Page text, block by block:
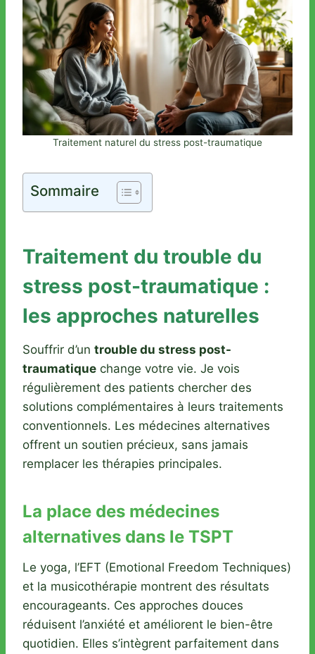
Traitement naturel du stress post-traumatique
Sommaire
Traitement du trouble du
stress post-traumatique :
les approches naturelles
Souffrir d’un trouble du stress post-
traumatique change votre vie. Je vois
régulièrement des patients chercher des
solutions complémentaires à leurs traitements
conventionnels. Les médecines alternatives
offrent un soutien précieux, sans jamais
remplacer les thérapies principales.
La place des médecines
alternatives dans le TSPT
Le yoga, l’EFT (Emotional Freedom Techniques)
et la musicothérapie montrent des résultats
encourageants. Ces approches douces
réduisent l’anxiété et améliorent le bien-être
quotidien. Elles s’intègrent parfaitement dans